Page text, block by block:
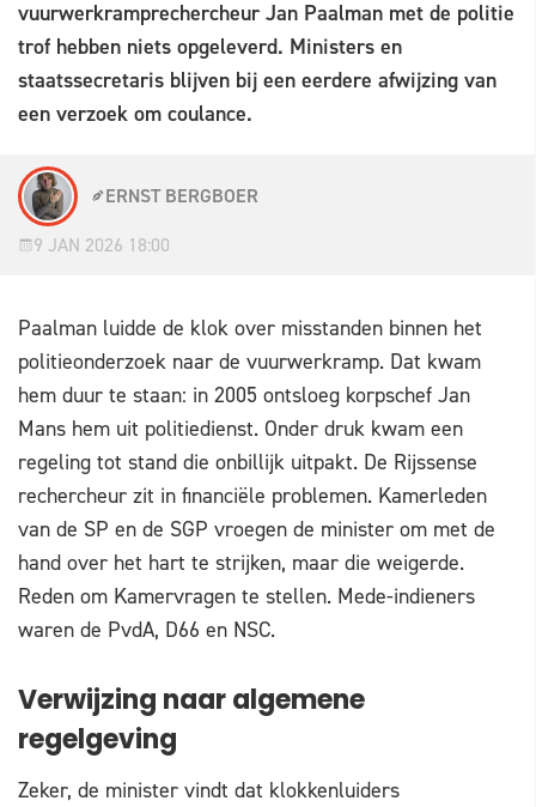
vuurwerkramprechercheur Jan Paalman met de politie
trof hebben niets opgeleverd. Ministers en
staatssecretaris blijven bij een eerdere afwijzing van
een verzoek om coulance.
ERNST BERGBOER
9 JAN 2026 18:00
Paalman luidde de klok over misstanden binnen het
politieonderzoek naar de vuurwerkramp. Dat kwam
hem duur te staan: in 2005 ontsloeg korpschef Jan
Mans hem uit politiedienst. Onder druk kwam een
regeling tot stand die onbillijk uitpakt. De Rijssense
rechercheur zit in financiële problemen. Kamerleden
van de SP en de SGP vroegen de minister om met de
hand over het hart te strijken, maar die weigerde.
Reden om Kamervragen te stellen. Mede-indieners
waren de PvdA, D66 en NSC.
Verwijzing naar algemene
regelgeving
Zeker, de minister vindt dat klokkenluiders